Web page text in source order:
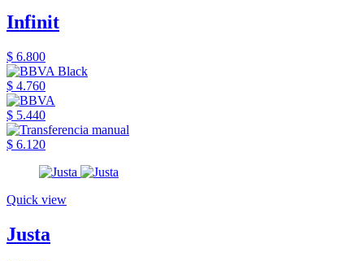
Infinit
$ 6.800
$ 4.760
$ 5.440
$ 6.120
Quick view
Justa